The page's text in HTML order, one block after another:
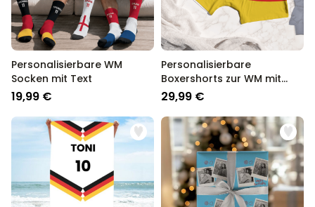
Personalisierbare WM
Socken mit Text
19,99 €
Personalisierbare
Boxershorts zur WM mit
Text
29,99 €